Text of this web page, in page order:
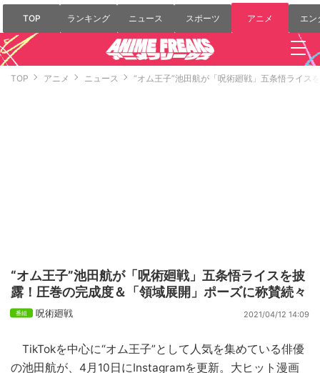
TOP ランキング ニュース スポーツ アニメ エン
TOP アニメ ニュース “オム王子”池田航が「呪術廻戦」五条悟ライス
“オム王子”池田航が「呪術廻戦」五条悟ライスを披
露！圧巻の完成度＆「領域展開」ポーズに称賛続々
呪術廻戦 2021/04/12 14:09
TikTokを中心に“オム王子”として人気を集めている俳優
の池田航が、4月10日にInstagramを更新。大ヒット漫画